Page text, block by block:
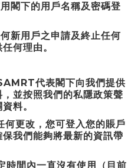
閣下的用戶名稱及密碼登
新用戶之申請及終止任何
何理由。
代表閣下向我們提供
並按照我們的私隱政策聲
料。
何更改，您可登入您的賬戶
我們能夠將最新的資訊帶
時間內一直沒有使用（目前